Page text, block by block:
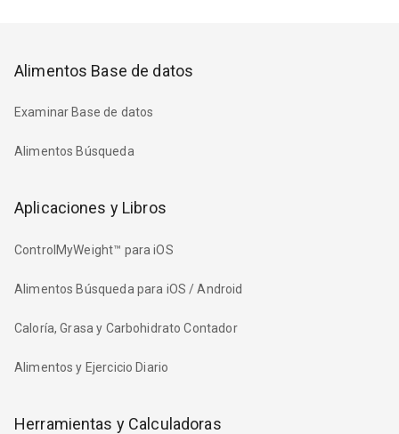
Alimentos Base de datos
Examinar Base de datos
Alimentos Búsqueda
Aplicaciones y Libros
ControlMyWeight™ para iOS
Alimentos Búsqueda para iOS / Android
Caloría, Grasa y Carbohidrato Contador
Alimentos y Ejercicio Diario
Herramientas y Calculadoras